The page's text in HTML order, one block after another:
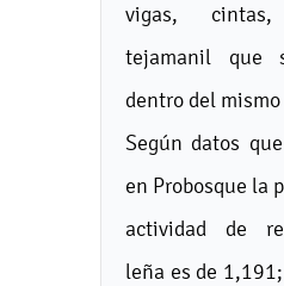
vigas,
tejamanil que
dentro del
Según datos
en Probosque la
actividad de
leña es de